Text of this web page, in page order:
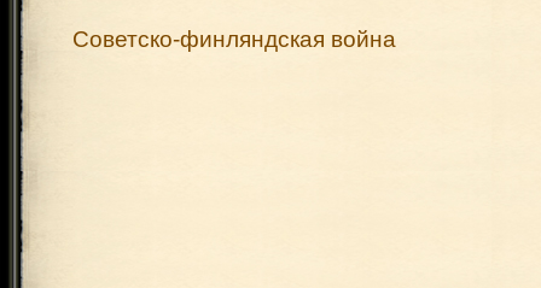
Советско-финляндская война